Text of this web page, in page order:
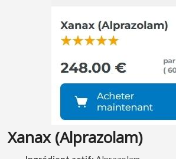
Xanax (Alprazolam)